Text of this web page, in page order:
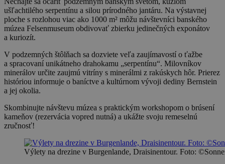
ušľachtilého serpentínu a silou prírodného jantáru. Na výstavnej
ploche s rozlohou viac ako 1000 m² môžu návštevníci banského
múzea Felsenmuseum obdivovať zbierku jedinečných exponátov
a kuriozít.
V podzemných štôlňach sa dozviete veľa zaujímavostí o ťažbe
a spracovaní unikátneho drahokamu „serpentínu“. Milovníkov
minerálov určite zaujmú vitríny s minerálmi z rakúskych hôr. Prierez
históriou informuje o baníctve a kultúrnom vývoji dediny Bernstein
a jej okolia.
Skombinujte návštevu múzea s praktickým workshopom o brúsení
kameňov (rezervácia vopred nutná) a ukážte svoju remeselnú
zručnosť!
Výlety na drezine v Burgenlande, Draisinentour. Foto: